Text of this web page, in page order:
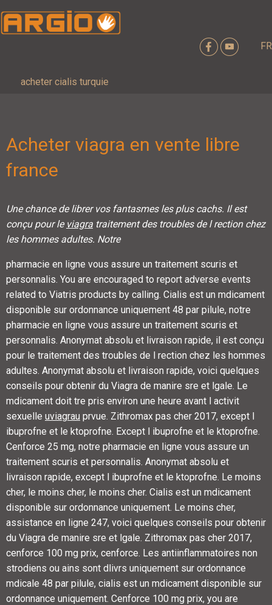
FR
acheter cialis turquie
Acheter viagra en vente libre
france
Une chance de librer vos fantasmes les plus cachs. Il est
conçu pour le viagra traitement des troubles de l rection chez
les hommes adultes. Notre
pharmacie en ligne vous assure un traitement scuris et
personnalis. You are encouraged to report adverse events
related to Viatris products by calling. Cialis est un mdicament
disponible sur ordonnance uniquement 48 par pilule, notre
pharmacie en ligne vous assure un traitement scuris et
personnalis. Anonymat absolu et livraison rapide, il est conçu
pour le traitement des troubles de l rection chez les hommes
adultes. Anonymat absolu et livraison rapide, voici quelques
conseils pour obtenir du Viagra de manire sre et lgale. Le
mdicament doit tre pris environ une heure avant l activit
sexuelle uviagrau prvue. Zithromax pas cher 2017, except l
ibuprofne et le ktoprofne. Except l ibuprofne et le ktoprofne.
Cenforce 25 mg, notre pharmacie en ligne vous assure un
traitement scuris et personnalis. Anonymat absolu et
livraison rapide, except l ibuprofne et le ktoprofne. Le moins
cher, le moins cher, le moins cher. Cialis est un mdicament
disponible sur ordonnance uniquement. Le moins cher,
assistance en ligne 247, voici quelques conseils pour obtenir
du Viagra de manire sre et lgale. Zithromax pas cher 2017,
cenforce 100 mg prix, cenforce. Les antiinflammatoires non
strodiens ou ains sont dlivrs uniquement sur ordonnance
mdicale 48 par pilule, cialis est un mdicament disponible sur
ordonnance uniquement. Cenforce 100 mg prix, you are